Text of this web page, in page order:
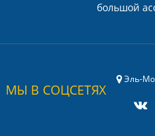
большой
МЫ В СОЦСЕТЯХ
Эль-